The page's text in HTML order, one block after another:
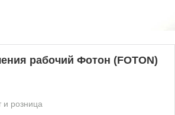
рабочий Фотон (FOTON)
и розница